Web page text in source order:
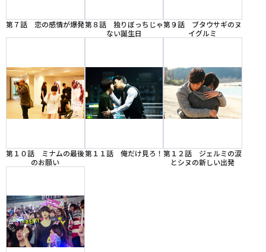
第７話 恋の感情が爆発第８話 独りぼっちじゃ
ない誕生日
第９話 ブタウサギのヌ
イグルミ
第１０話 ミナムの最後
のお願い
第１１話 俺だけ見ろ！ 第１２話 ジェルミの涙
とシヌの新しい出発